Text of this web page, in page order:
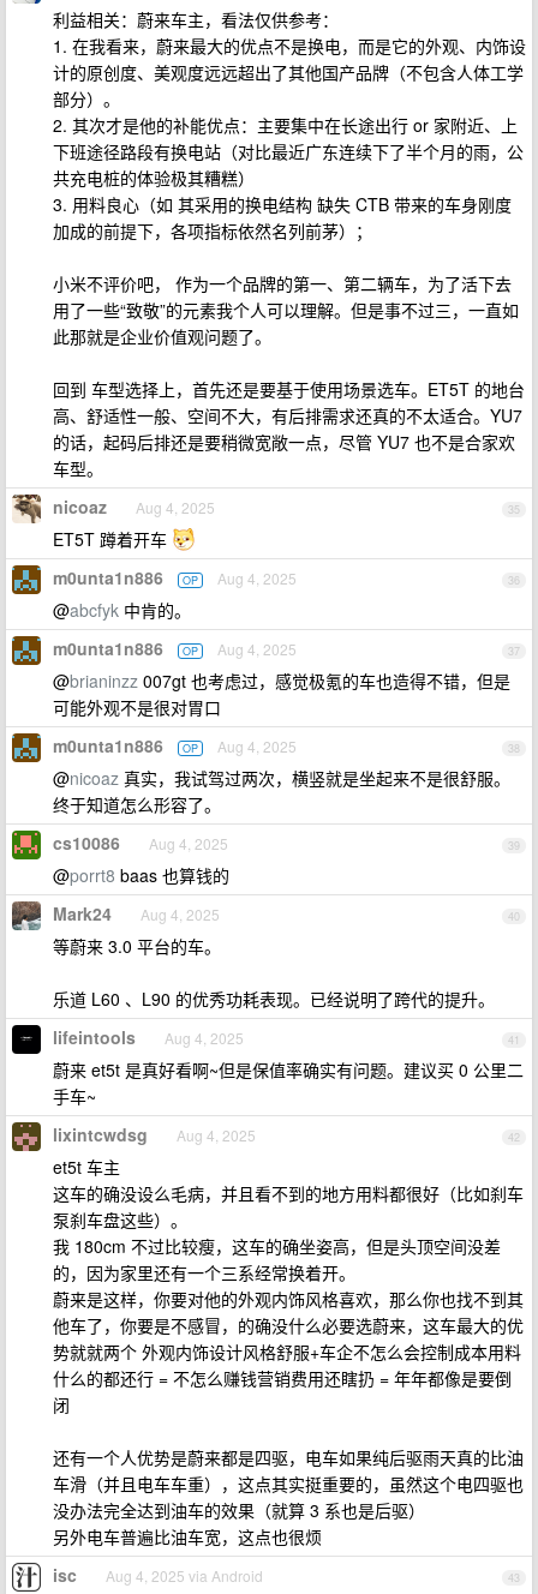
利益相关：蔚来车主，看法仅供参考：
1. 在我看来，蔚来最大的优点不是换电，而是它的外观、内饰设
计的原创度、美观度远远超出了其他国产品牌（不包含人体工学
部分）。
2. 其次才是他的补能优点：主要集中在长途出行 or 家附近、上
下班途径路段有换电站（对比最近广东连续下了半个月的雨，公
共充电桩的体验极其糟糕）
3. 用料良心（如 其采用的换电结构 缺失 CTB 带来的车身刚度
加成的前提下，各项指标依然名列前茅）；
小米不评价吧， 作为一个品牌的第一、第二辆车，为了活下去
用了一些“致敬”的元素我个人可以理解。但是事不过三，一直如
此那就是企业价值观问题了。
回到 车型选择上，首先还是要基于使用场景选车。ET5T 的地台
高、舒适性一般、空间不大，有后排需求还真的不太适合。YU7
的话，起码后排还是要稍微宽敞一点，尽管 YU7 也不是合家欢
车型。
35
nicoaz Aug 4, 2025
ET5T 蹲着开车
36
m0unta1n886 OP Aug 4, 2025
@abcfyk 中肯的。
37
m0unta1n886 OP Aug 4, 2025
@brianinzz 007gt 也考虑过，感觉极氪的车也造得不错，但是
可能外观不是很对胃口
38
m0unta1n886 OP Aug 4, 2025
@nicoaz 真实，我试驾过两次，横竖就是坐起来不是很舒服。
终于知道怎么形容了。
39
cs10086 Aug 4, 2025
@porrt8 baas 也算钱的
40
Mark24 Aug 4, 2025
等蔚来 3.0 平台的车。
乐道 L60 、L90 的优秀功耗表现。已经说明了跨代的提升。
41
lifeintools Aug 4, 2025
蔚来 et5t 是真好看啊~但是保值率确实有问题。建议买 0 公里二
手车~
42
lixintcwdsg Aug 4, 2025
et5t 车主
这车的确没设么毛病，并且看不到的地方用料都很好（比如刹车
泵刹车盘这些）。
我 180cm 不过比较瘦，这车的确坐姿高，但是头顶空间没差
的，因为家里还有一个三系经常换着开。
蔚来是这样，你要对他的外观内饰风格喜欢，那么你也找不到其
他车了，你要是不感冒，的确没什么必要选蔚来，这车最大的优
势就就两个 外观内饰设计风格舒服+车企不怎么会控制成本用料
什么的都还行 = 不怎么赚钱营销费用还瞎扔 = 年年都像是要倒
闭
还有一个人优势是蔚来都是四驱，电车如果纯后驱雨天真的比油
车滑（并且电车车重），这点其实挺重要的，虽然这个电四驱也
没办法完全达到油车的效果（就算 3 系也是后驱）
另外电车普遍比油车宽，这点也很烦
43
isc Aug 4, 2025 via Android